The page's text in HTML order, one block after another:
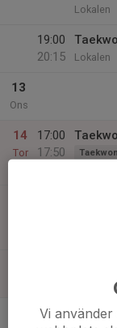
Lokalen
19:00
20:15
Lokalen
13
Ons
14
Tor
17:00
17:50
Vi